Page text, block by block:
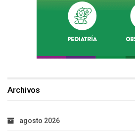
Archivos
agosto 2026